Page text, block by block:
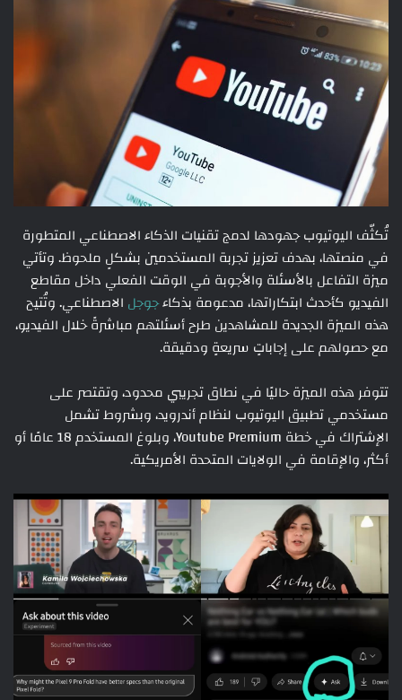
تُكثّف اليوتيوب جهودها لدمج تقنيات الذكاء الاصطناعي المتطورة
في منصتها، بهدف تعزيز تجربة المستخدمين بشكلٍ ملحوظ. وتأتي
ميزة التفاعل بالأسئلة والأجوبة في الوقت الفعلي داخل مقاطع
الفيديو كأحدث ابتكاراتها، مدعومة بذكاءجوجل الاصطناعي. وتُتيح
هذه الميزة الجديدة للمشاهدين طرح أسئلتهم مباشرةً خلال الفيديو،
مع حصولهم على إجاباتٍ سريعةٍ ودقيقة.
تتوفر هذه الميزة حاليًا في نطاق تجريبي محدود، وتقتصر على
مستخدمي تطبيق اليوتيوب لنظام أندرويد، وبشروط تشمل
الإشتراك في خطة Youtube Premium، وبلوغ المستخدم 18 عامًا أو
أكثر، والإقامة في الولايات المتحدة الأمريكية.